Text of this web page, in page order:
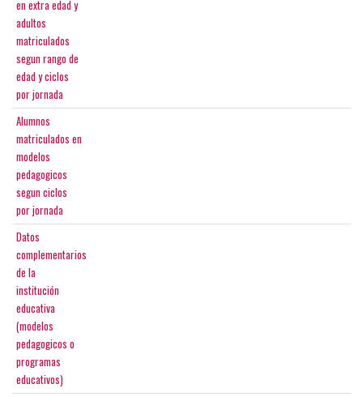
en extra edad y
adultos
matriculados
segun rango de
edad y ciclos
por jornada
Alumnos
matriculados en
modelos
pedagogicos
segun ciclos
por jornada
Datos
complementarios
de la
institución
educativa
(modelos
pedagogicos o
programas
educativos)